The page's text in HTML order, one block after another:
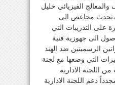
والمعالج الفيزيائي خليل
مجاعص الى
على التدريبات التي
الى جهوزية فنية
الرسميتين ضد الهند
التي وضعها مع لجنة
من اللجنة الادارية
دعم اللجنة الادارية